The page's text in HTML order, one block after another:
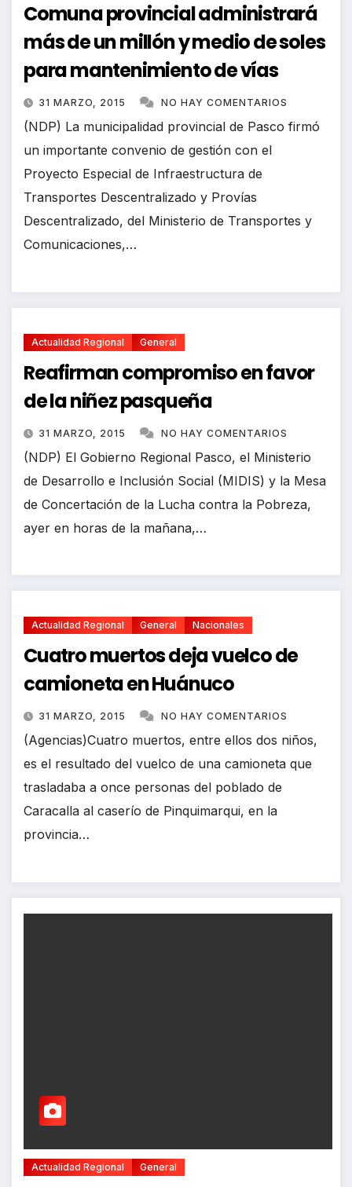
Comuna provincial administrará
más de un millón y medio de soles
para mantenimiento de vías
31 MARZO, 2015 NO HAY COMENTARIOS
(NDP) La municipalidad provincial de Pasco firmó
un importante convenio de gestión con el
Proyecto Especial de Infraestructura de
Transportes Descentralizado y Provías
Descentralizado, del Ministerio de Transportes y
Comunicaciones,…
Actualidad Regional General
Reafirman compromiso en favor
de la niñez pasqueña
31 MARZO, 2015 NO HAY COMENTARIOS
(NDP) El Gobierno Regional Pasco, el Ministerio
de Desarrollo e Inclusión Social (MIDIS) y la Mesa
de Concertación de la Lucha contra la Pobreza,
ayer en horas de la mañana,…
Actualidad Regional General Nacionales
Cuatro muertos deja vuelco de
camioneta en Huánuco
31 MARZO, 2015 NO HAY COMENTARIOS
(Agencias)Cuatro muertos, entre ellos dos niños,
es el resultado del vuelco de una camioneta que
trasladaba a once personas del poblado de
Caracalla al caserío de Pinquimarqui, en la
provincia…
Actualidad Regional General